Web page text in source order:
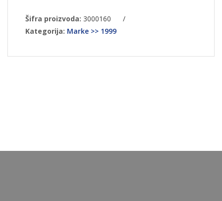
Šifra proizvoda: 3000160
/
Kategorija: Marke >> 1999